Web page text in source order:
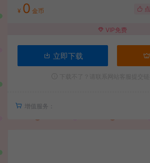
¥ 0 金币
VIP免费
立即下载
增值服务：